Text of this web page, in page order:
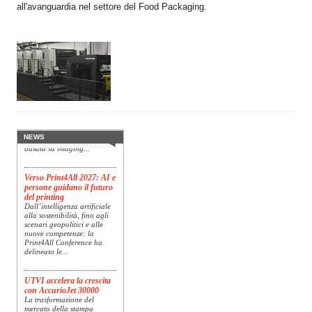
all'avanguardia nel settore del Food Packaging.
NEWS
Konica Minolta presenta
Specim RETEX
Konica Minolta, realtà di
una soluzione completa
basata su imaging...
Verso Print4All 2027: AI e
persone guidano il futuro
del printing
Dall’intelligenza artificiale
alla sostenibilità, fino agli
scenari geopolitici e alle
nuove competenze: la
Print4All Conference ha
delineato le...
UTVI accelera la crescita
con AccurioJet 30000
La trasformazione del
mercato della stampa